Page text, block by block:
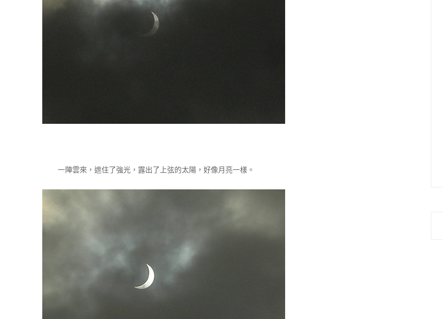
一陣雲來，遮住了強光，露出了上弦的太陽，好像月亮一樣。